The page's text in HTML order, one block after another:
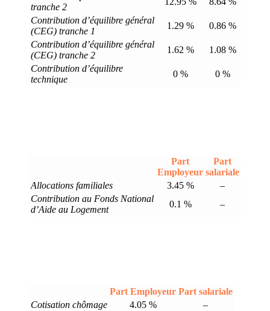
tranche 2
Contribution d’équilibre général
(CEG) tranche 1
1.29 %
0.86 %
Contribution d’équilibre général
(CEG) tranche 2
1.62 %
1.08 %
Contribution d’équilibre
technique
0 % 0 %
Part
Employeur
Part
salariale
Allocations familiales
3.45 %
–
Contribution au Fonds National
d’Aide au Logement
0.1 % –
Part Employeur Part salariale
Cotisation chômage
4.05 %
–